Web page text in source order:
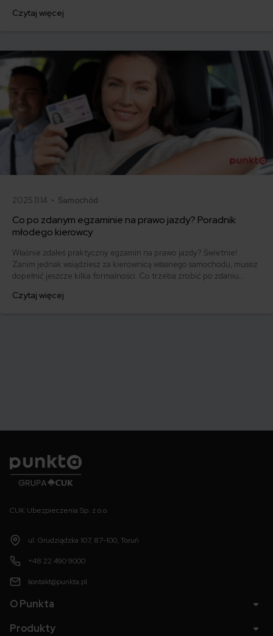
500 zł, inni – więcej niż 1500 zł. Gdzie znaleźć najtańsze OC w
Czytaj więcej
2025.11.14 • Samochód
Co po zdanym egzaminie na prawo jazdy? Poradnik
młodego kierowcy
Właśnie zdałeś praktyczny egzamin na prawo jazdy? Świetnie!
Zanim jednak wsiądziesz za kierownicą własnego samochodu, musisz
dopełnić jeszcze kilka formalności. Co trzeba zrobić po zdaniu
którym szybko załatwisz sprawy urzędowe i będziesz mógł prowadzić
Czytaj więcej
CUK Ubezpieczenia Sp. z o.o.
ul. Grudziądzka 107, 87-100, Toruń
+48 22 490 9000
kontakt@punkta.pl
O Punkta
Produkty